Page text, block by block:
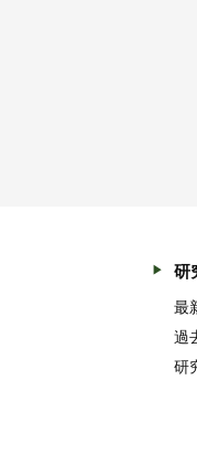
研
最
過
研